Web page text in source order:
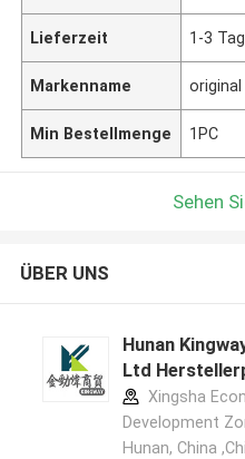
Lieferzeit 1-3
Markenname original
Min Bestellmenge 1PC
Sehen
ÜBER UNS
Hunan
Ltd
Xingsha
Development
Hunan, China